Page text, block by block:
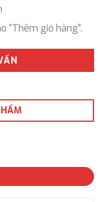
“Thêm giỏ hàng”.